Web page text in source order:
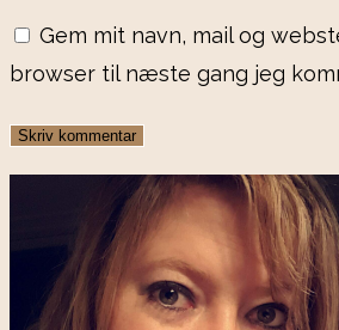
Gem mit navn, mail og
browser til næste gang jeg